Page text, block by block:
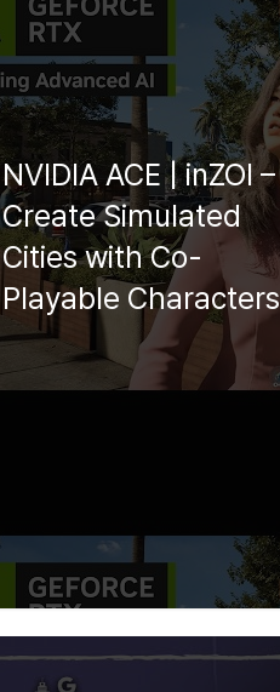
NVIDIA ACE | inZOI –
Create Simulated
Cities with Co-
Playable Characters